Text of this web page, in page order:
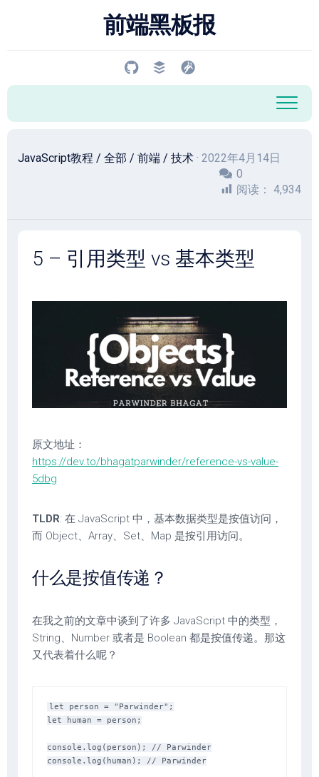
前端黑板报
JavaScript教程 / 全部 / 前端 / 技术 · 2022年4月14日
0
阅读： 4,934
5 – 引用类型 vs 基本类型
原文地址：
https://dev.to/bhagatparwinder/reference-vs-value-
5dbg
TLDR: 在 JavaScript 中，基本数据类型是按值访问，
而 Object、Array、Set、Map 是按引用访问。
什么是按值传递？
在我之前的文章中谈到了许多 JavaScript 中的类型，
String、Number 或者是 Boolean 都是按值传递。那这
又代表着什么呢？
let person = "Parwinder";
let human = person;
console.log(person); // Parwinder
console.log(human); // Parwinder